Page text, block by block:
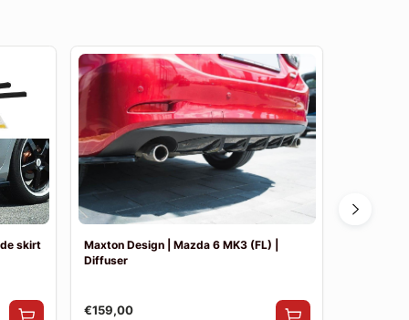
skirt
Maxton Design | Mazda 6 MK3 (FL) |
Diffuser
€159,00